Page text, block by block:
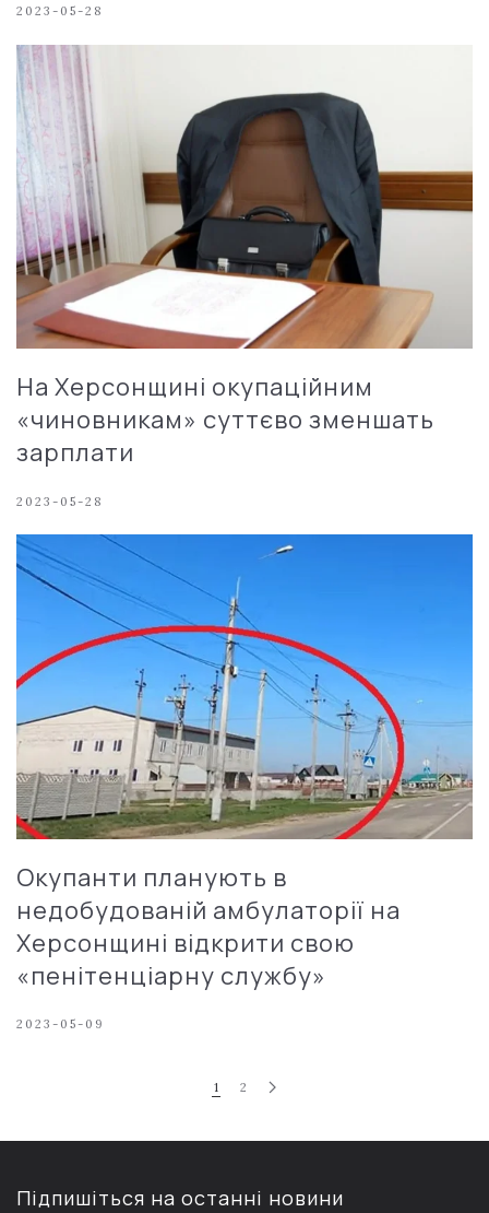
2023-05-28
На Херсонщині окупаційним
«чиновникам» суттєво зменшать
зарплати
2023-05-28
Окупанти планують в
недобудованій амбулаторії на
Херсонщині відкрити свою
«пенітенціарну службу»
2023-05-09
1 2
Підпишіться на останні новини